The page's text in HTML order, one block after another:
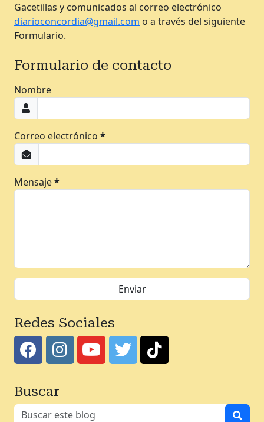
Gacetillas y comunicados al correo electrónico
diarioconcordia@gmail.com o a través del siguiente
Formulario.
Formulario de contacto
Nombre
Correo electrónico *
Mensaje*
Redes Sociales
Buscar